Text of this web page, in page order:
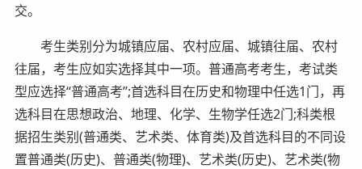
交。
考生类别分为城镇应届、农村应届、城镇往届、农村
往届，考生应如实选择其中一项。普通高考考生，考试类
型应选择“普通高考”;首选科目在历史和物理中任选1门，再
选科目在思想政治、地理、化学、生物学任选2门;科类根
据招生类别(普通类、艺术类、体育类)及首选科目的不同设
置普通类(历史)、普通类(物理)、艺术类(历史)、艺术类(物